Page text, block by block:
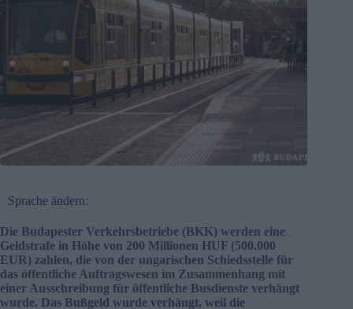
Sprache ändern:
Die Budapester Verkehrsbetriebe (BKK) werden eine
Geldstrafe in Höhe von 200 Millionen HUF (500.000
EUR) zahlen, die von der ungarischen Schiedsstelle für
das öffentliche Auftragswesen im Zusammenhang mit
einer Ausschreibung für öffentliche Busdienste verhängt
wurde. Das Bußgeld wurde verhängt, weil die